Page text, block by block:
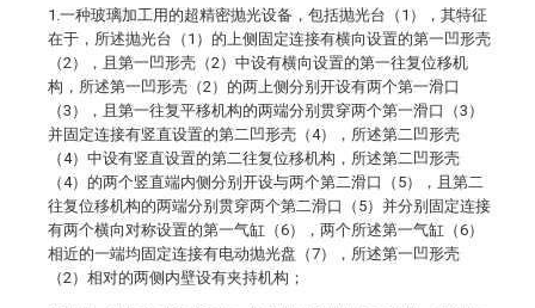
1.一种玻璃加工用的超精密抛光设备，包括抛光台（1），其特征
在于，所述抛光台（1）的上侧固定连接有横向设置的第一凹形壳
（2），且第一凹形壳（2）中设有横向设置的第一往复位移机
构，所述第一凹形壳（2）的两上侧分别开设有两个第一滑口
（3），且第一往复平移机构的两端分别贯穿两个第一滑口（3）
并固定连接有竖直设置的第二凹形壳（4），所述第二凹形壳
（4）中设有竖直设置的第二往复位移机构，所述第二凹形壳
（4）的两个竖直端内侧分别开设与两个第二滑口（5），且第二
往复位移机构的两端分别贯穿两个第二滑口（5）并分别固定连接
有两个横向对称设置的第一气缸（6），两个所述第一气缸（6）
相近的一端均固定连接有电动抛光盘（7），所述第一凹形壳
（2）相对的两侧内壁设有夹持机构；